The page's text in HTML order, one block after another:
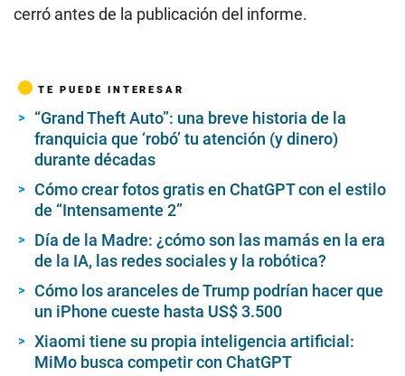
cerró antes de la publicación del informe.
TE PUEDE INTERESAR
“Grand Theft Auto”: una breve historia de la
franquicia que ‘robó’ tu atención (y dinero)
durante décadas
Cómo crear fotos gratis en ChatGPT con el estilo
de “Intensamente 2”
Día de la Madre: ¿cómo son las mamás en la era
de la IA, las redes sociales y la robótica?
Cómo los aranceles de Trump podrían hacer que
un iPhone cueste hasta US$ 3.500
Xiaomi tiene su propia inteligencia artificial:
MiMo busca competir con ChatGPT